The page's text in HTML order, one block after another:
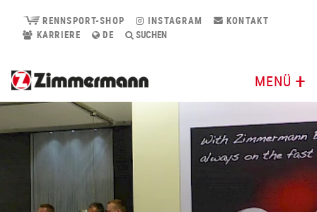
RENNSPORT-SHOP INSTAGRAM
KONTAKT
KARRIERE
DE SUCHEN
MENÜ